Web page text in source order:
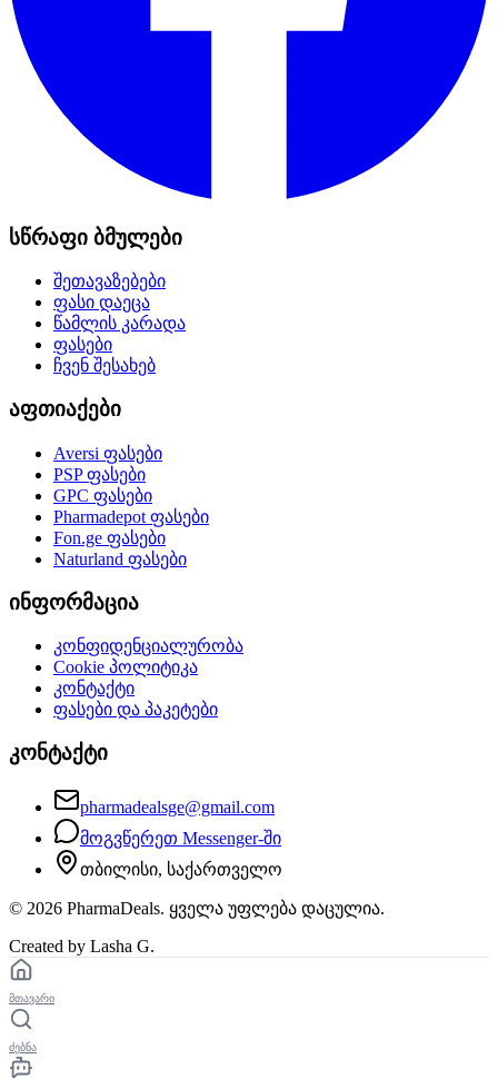
სწრაფი ბმულები
შეთავაზებები
ფასი დაეცა
წამლის კარადა
ფასები
ჩვენ შესახებ
აფთიაქები
Aversi ფასები
PSPფასები
GPC ფასები
Pharmadepot ფასები
Fon.ge ფასები
Naturland ფასები
ინფორმაცია
კონფიდენციალურობა
Cookie პოლიტიკა
კონტაქტი
ფასები და პაკეტები
კონტაქტი
pharmadealsge@gmail.com
მოგვწერეთ Messenger-ში
თბილისი, საქართველო
© 2026 PharmaDeals. ყველა უფლება დაცულია.
Created by Lasha G.
მთავარი
ძებნა